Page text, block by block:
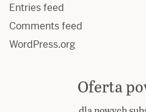
Entries feed
Comments feed
WordPress.org
Oferta